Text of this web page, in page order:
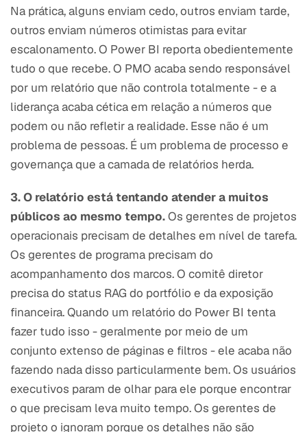
Na prática, alguns enviam cedo, outros enviam tarde,
outros enviam números otimistas para evitar
escalonamento. O Power BI reporta obedientemente
tudo o que recebe. O PMO acaba sendo responsável
por um relatório que não controla totalmente - e a
liderança acaba cética em relação a números que
podem ou não refletir a realidade. Esse não é um
problema de pessoas. É um problema de processo e
governança que a camada de relatórios herda.
3. O relatório está tentando atender a muitos
públicos ao mesmo tempo.Os gerentes de projetos
operacionais precisam de detalhes em nível de tarefa.
Os gerentes de programa precisam do
acompanhamento dos marcos. O comitê diretor
precisa do status RAG do portfólio e da exposição
financeira. Quando um relatório do Power BI tenta
fazer tudo isso - geralmente por meio de um
conjunto extenso de páginas e filtros - ele acaba não
fazendo nada disso particularmente bem. Os usuários
executivos param de olhar para ele porque encontrar
o que precisam leva muito tempo. Os gerentes de
projeto o ignoram porque os detalhes não são